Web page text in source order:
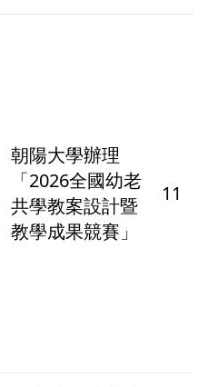
朝陽大學辦理
「2026全國幼老
共學教案設計暨
教學成果競賽」
11